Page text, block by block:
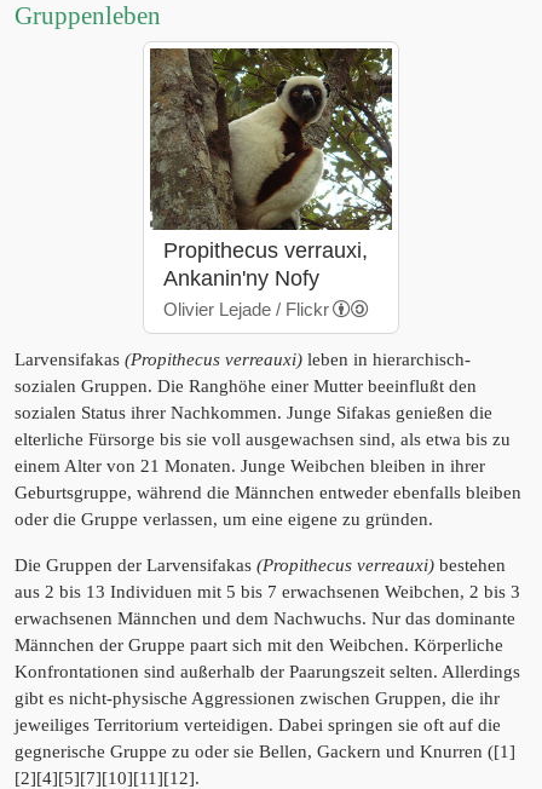
Gruppenleben
Propithecus verrauxi,
Ankanin'ny Nofy
Olivier Lejade / Flickr
Larvensifakas (Propithecus verreauxi) leben in hierarchisch-
sozialen Gruppen. Die Ranghöhe einer Mutter beeinflußt den
sozialen Status ihrer Nachkommen. Junge Sifakas genießen die
elterliche Fürsorge bis sie voll ausgewachsen sind, als etwa bis zu
einem Alter von 21 Monaten. Junge Weibchen bleiben in ihrer
Geburtsgruppe, während die Männchen entweder ebenfalls bleiben
oder die Gruppe verlassen, um eine eigene zu gründen.
Die Gruppen der Larvensifakas (Propithecus verreauxi) bestehen
aus 2 bis 13 Individuen mit 5 bis 7 erwachsenen Weibchen, 2 bis 3
erwachsenen Männchen und dem Nachwuchs. Nur das dominante
Männchen der Gruppe paart sich mit den Weibchen. Körperliche
Konfrontationen sind außerhalb der Paarungszeit selten. Allerdings
gibt es nicht-physische Aggressionen zwischen Gruppen, die ihr
jeweiliges Territorium verteidigen. Dabei springen sie oft auf die
gegnerische Gruppe zu oder sie Bellen, Gackern und Knurren ([1]
[2][4][5][7][10][11][12].